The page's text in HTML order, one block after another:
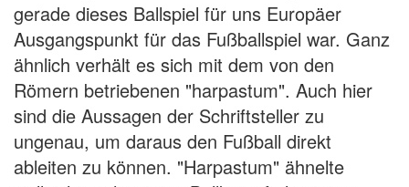
gerade dieses Ballspiel für uns Europäer
Ausgangspunkt für das Fußballspiel war. Ganz
ähnlich verhält es sich mit dem von den
Römern betriebenen "harpastum". Auch hier
sind die Aussagen der Schriftsteller zu
ungenau, um daraus den Fußball direkt
ableiten zu können. "Harpastum" ähnelte